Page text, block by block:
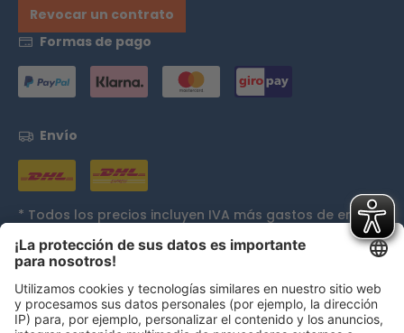
Revocar un contrato
Formas de pago
Envío
* Todos los precios incluyen IVA más gastos de envío
y, si procede, gastos de envío contra reembolso, a
menos que se indique lo contrario.
Galardones